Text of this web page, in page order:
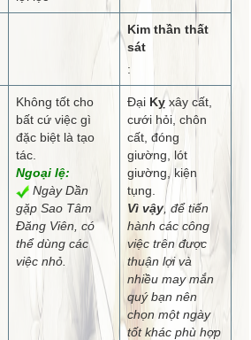
Kim thần thất
sát
:
Không tốt cho
bất cứ việc gì
đặc biệt là tạo
tác.
Ngoại lệ:
Ngày Dần
gặp Sao Tâm
Đăng Viên, có
thể dùng các
việc nhỏ.
Đại Kỵxây cất,
cưới hỏi, chôn
cất, đóng
giường, lót
giường, kiện
tụng.
Vì vậy, để tiến
hành các công
việc trên được
thuận lợi và
nhiều may mắn
quý bạn nên
chọn một ngày
tốt khác phù hợp